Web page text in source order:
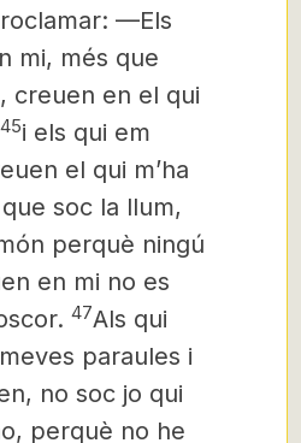
—Els
mi, més que
creuen en el qui
45i els qui em
el qui m’ha
soc la llum,
perquè ningú
en mi no es
47Als qui
paraules i
no soc jo qui
perquè no he